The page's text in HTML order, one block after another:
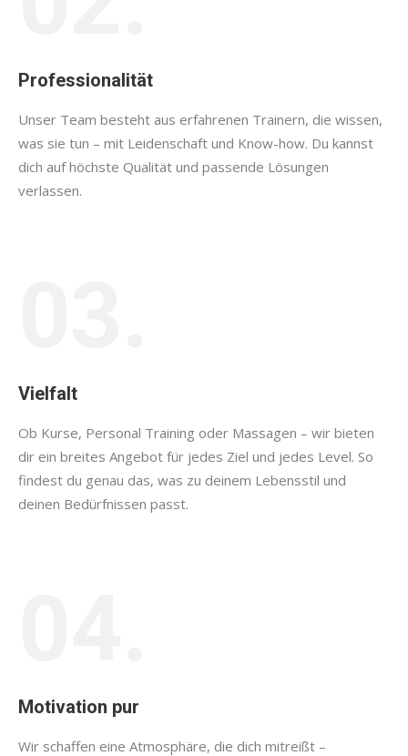
Professionalität
Unser Team besteht aus erfahrenen Trainern, die wissen,
was sie tun – mit Leidenschaft und Know-how. Du kannst
dich auf höchste Qualität und passende Lösungen
verlassen.
Vielfalt
Ob Kurse, Personal Training oder Massagen – wir bieten
dir ein breites Angebot für jedes Ziel und jedes Level. So
findest du genau das, was zu deinem Lebensstil und
deinen Bedürfnissen passt.
Motivation pur
Wir schaffen eine Atmosphäre, die dich mitreißt –